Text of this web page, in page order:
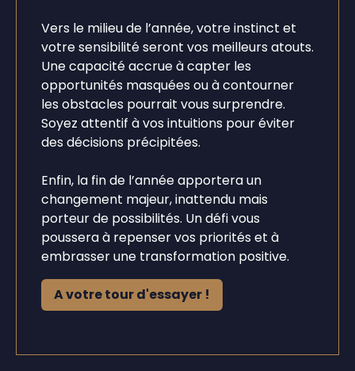
Vers le milieu de l’année, votre instinct et
votre sensibilité seront vos meilleurs atouts.
Une capacité accrue à capter les
opportunités masquées ou à contourner
les obstacles pourrait vous surprendre.
Soyez attentif à vos intuitions pour éviter
des décisions précipitées.
Enfin, la fin de l’année apportera un
changement majeur, inattendu mais
porteur de possibilités. Un défi vous
poussera à repenser vos priorités et à
embrasser une transformation positive.
A votre tour d'essayer !